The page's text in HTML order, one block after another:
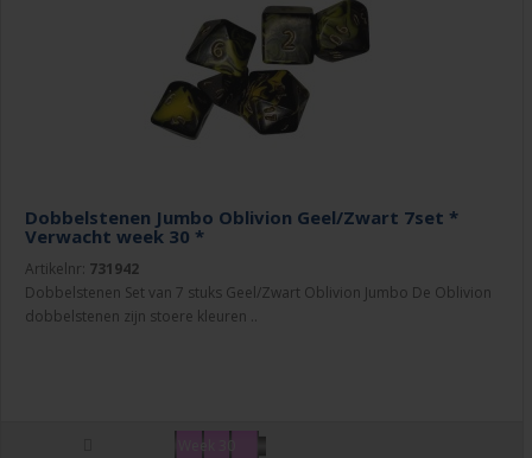
Dobbelstenen Jumbo Oblivion Geel/Zwart 7set *
Verwacht week 30 *
Artikelnr: 731942
Dobbelstenen Set van 7 stuks Geel/Zwart Oblivion Jumbo De Oblivion
dobbelstenen zijn stoere kleuren ..
Week 30